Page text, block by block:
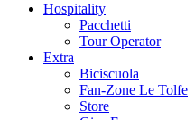
Hospitality
Pacchetti
Tour Operator
Extra
Biciscuola
Fan-Zone Le Tolfe
Store